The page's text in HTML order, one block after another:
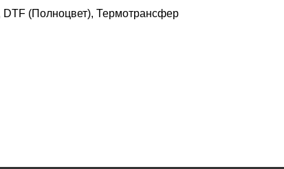
(Полноцвет), Термотрансфер